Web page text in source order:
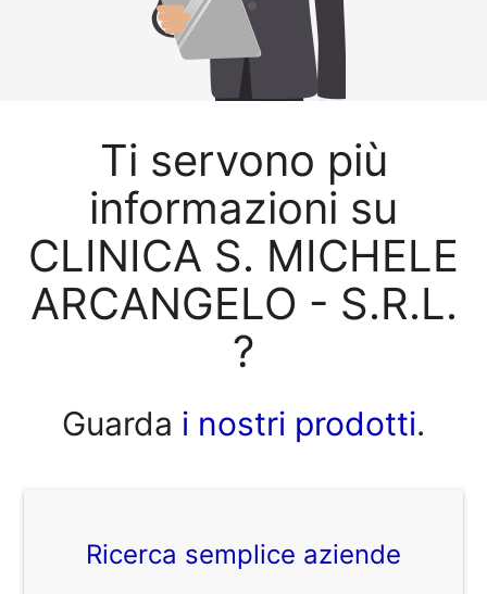
Ti servono più
informazioni su
CLINICA S. MICHELE
ARCANGELO - S.R.L.
?
Guarda i nostri prodotti.
Ricerca semplice aziende